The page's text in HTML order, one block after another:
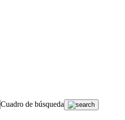
Cuadro de búsqueda